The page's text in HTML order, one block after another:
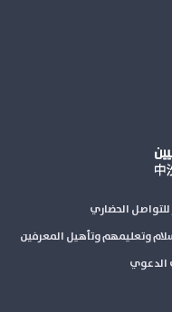
الحضاري
وتعليمهم وتأهيل المعرفين
الدعوي